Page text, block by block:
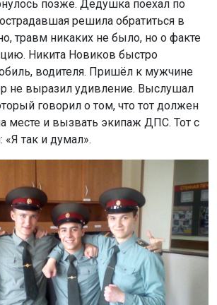
позже. Дедушка поехал по
решила обратиться в
травм никаких не было, но о факте
Никита Новиков быстро
водителя. Пришёл к мужчине
не выразил удивление. Выслушал
говорил о том, что тот должен
месте и вызвать экипаж ДПС. Тот с
«Я так и думал».